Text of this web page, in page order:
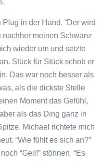
in der Hand. “Der wird
nachher meinen Schwanz
wieder um und setzte
Stück für Stück schob er
Das war noch besser als
als die dickste Stelle
Moment das Gefühl,
als das Ding ganz in
Michael richtete mich
“Wie fühlt es sich an?”
“Geil!” stöhnen. “Es